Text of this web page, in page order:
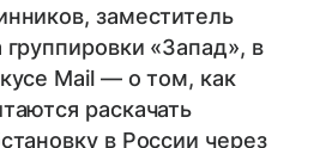
заместитель
«Запад», в
Mail — о том, как
раскачать
в России через